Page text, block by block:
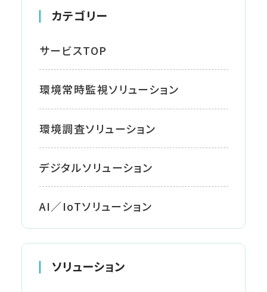
カテゴリー
サービスTOP
環境常時監視ソリューション
環境調査ソリューション
デジタルソリューション
AI／IoTソリューション
ソリューション